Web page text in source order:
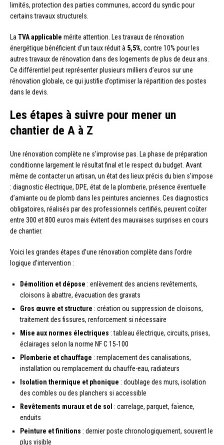
limités, protection des parties communes, accord du syndic pour
certains travaux structurels.
La TVA applicable mérite attention. Les travaux de rénovation
énergétique bénéficient d’un taux réduit à 5,5%, contre 10% pour les
autres travaux de rénovation dans des logements de plus de deux ans.
Ce différentiel peut représenter plusieurs milliers d’euros sur une
rénovation globale, ce qui justifie d’optimiser la répartition des postes
dans le devis.
Les étapes à suivre pour mener un
chantier de A à Z
Une rénovation complète ne s’improvise pas. La phase de préparation
conditionne largement le résultat final et le respect du budget. Avant
même de contacter un artisan, un état des lieux précis du bien s’impose
: diagnostic électrique, DPE, état de la plomberie, présence éventuelle
d’amiante ou de plomb dans les peintures anciennes. Ces diagnostics
obligatoires, réalisés par des professionnels certifiés, peuvent coûter
entre 300 et 800 euros mais évitent des mauvaises surprises en cours
de chantier.
Voici les grandes étapes d’une rénovation complète dans l’ordre
logique d’intervention :
Démolition et dépose : enlèvement des anciens revêtements,
cloisons à abattre, évacuation des gravats
Gros œuvre et structure : création ou suppression de cloisons,
traitement des fissures, renforcement si nécessaire
Mise aux normes électriques : tableau électrique, circuits, prises,
éclairages selon la norme NF C 15-100
Plomberie et chauffage : remplacement des canalisations,
installation ou remplacement du chauffe-eau, radiateurs
Isolation thermique et phonique : doublage des murs, isolation
des combles ou des planchers si accessible
Revêtements muraux et de sol : carrelage, parquet, faïence,
enduits
Peinture et finitions : dernier poste chronologiquement, souvent le
plus visible